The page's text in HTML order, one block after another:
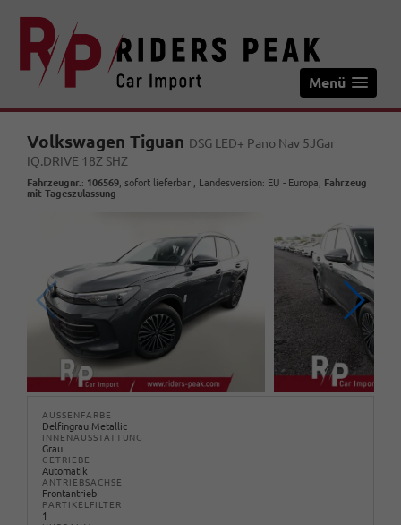
Menü
Volkswagen Tiguan DSG LED+ Pano Nav 5JGar
IQ.DRIVE 18Z SHZ
Fahrzeugnr.: 106569 sofort lieferbar , Landesversion: EU - Europa, Fahrzeug
mit Tageszulassung
AUSSENFARBE
Delfingrau Metallic
INNENAUSSTATTUNG
Grau
GETRIEBE
Automatik
ANTRIEBSACHSE
Frontantrieb
PARTIKELFILTER
1